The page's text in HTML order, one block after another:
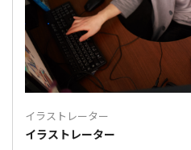
イラストレーター
イラストレーター